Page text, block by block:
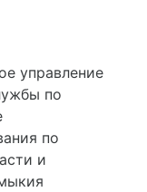
управление
по
по
и